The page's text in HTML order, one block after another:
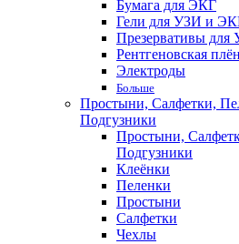
Бумага для ЭКГ
Гели для УЗИ и
Презервативы для
Рентгеновская
Электроды
Больше
Простыни, Салфетки,
Подгузники
Простыни,
Подгузники
Клеёнки
Пеленки
Простыни
Салфетки
Чехлы